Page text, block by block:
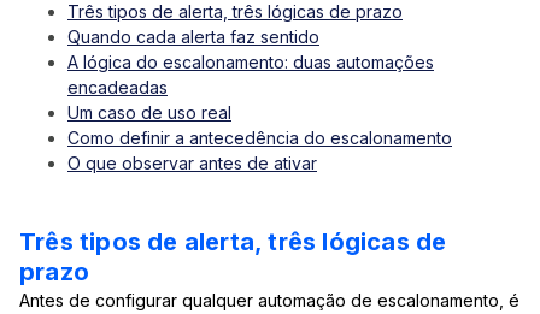
Três tipos de alerta, três lógicas de prazo
Quando cada alerta faz sentido
A lógica do escalonamento: duas automações
encadeadas
Um caso de uso real
Como definir a antecedência do escalonamento
O que observar antes de ativar
Três tipos de alerta, três lógicas de
prazo
Antes de configurar qualquer automação de escalonamento, é